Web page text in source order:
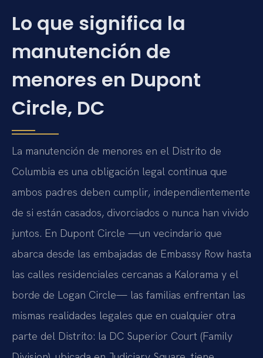
Lo que significa la
manutención de
menores en Dupont
Circle, DC
La manutención de menores en el Distrito de
Columbia es una obligación legal continua que
ambos padres deben cumplir, independientemente
de si están casados, divorciados o nunca han vivido
juntos. En Dupont Circle —un vecindario que
abarca desde las embajadas de Embassy Row hasta
las calles residenciales cercanas a Kalorama y el
borde de Logan Circle— las familias enfrentan las
mismas realidades legales que en cualquier otra
parte del Distrito: la DC Superior Court (Family